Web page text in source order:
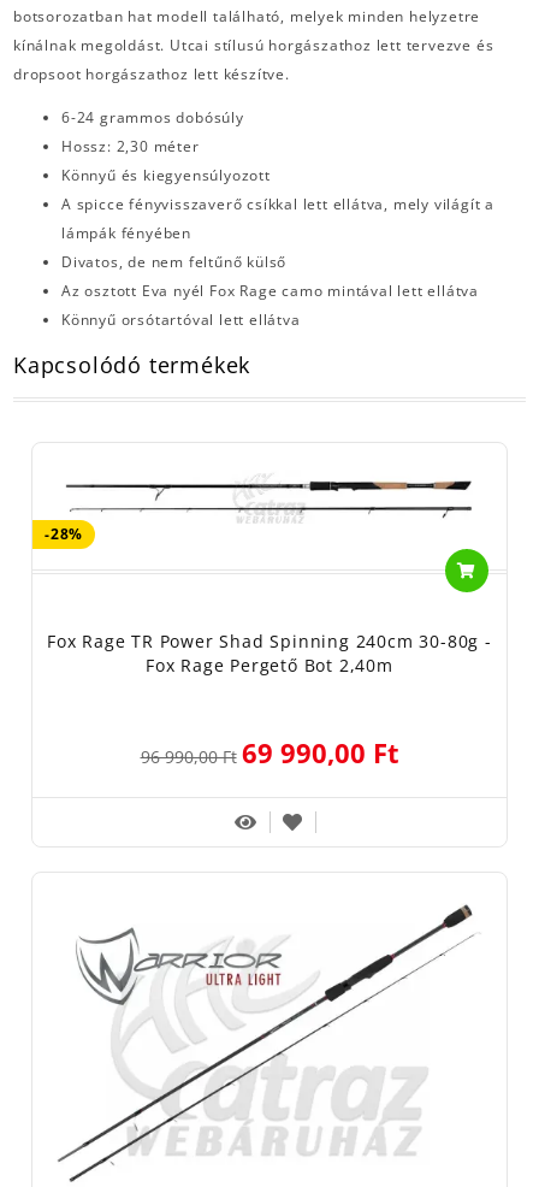
botsorozatban hat modell található, melyek minden helyzetre
kínálnak megoldást. Utcai stílusú horgászathoz lett tervezve és
dropsoot horgászathoz lett készítve.
6-24 grammos dobósúly
Hossz: 2,30 méter
Könnyű és kiegyensúlyozott
A spicce fényvisszaverő csíkkal lett ellátva, mely világít a
lámpák fényében
Divatos, de nem feltűnő külső
Az osztott Eva nyél Fox Rage camo mintával lett ellátva
Könnyű orsótartóval lett ellátva
Kapcsolódó termékek
-28%
Fox Rage TR Power Shad Spinning 240cm 30-80g -
Fox Rage Pergető Bot 2,40m
96 990,00 Ft 69 990,00 Ft